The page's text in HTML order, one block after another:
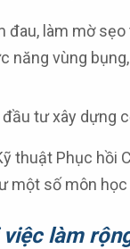
làm mờ
năng vùng
tư xây dựng
thuật Phục hồi
một số môn
làm